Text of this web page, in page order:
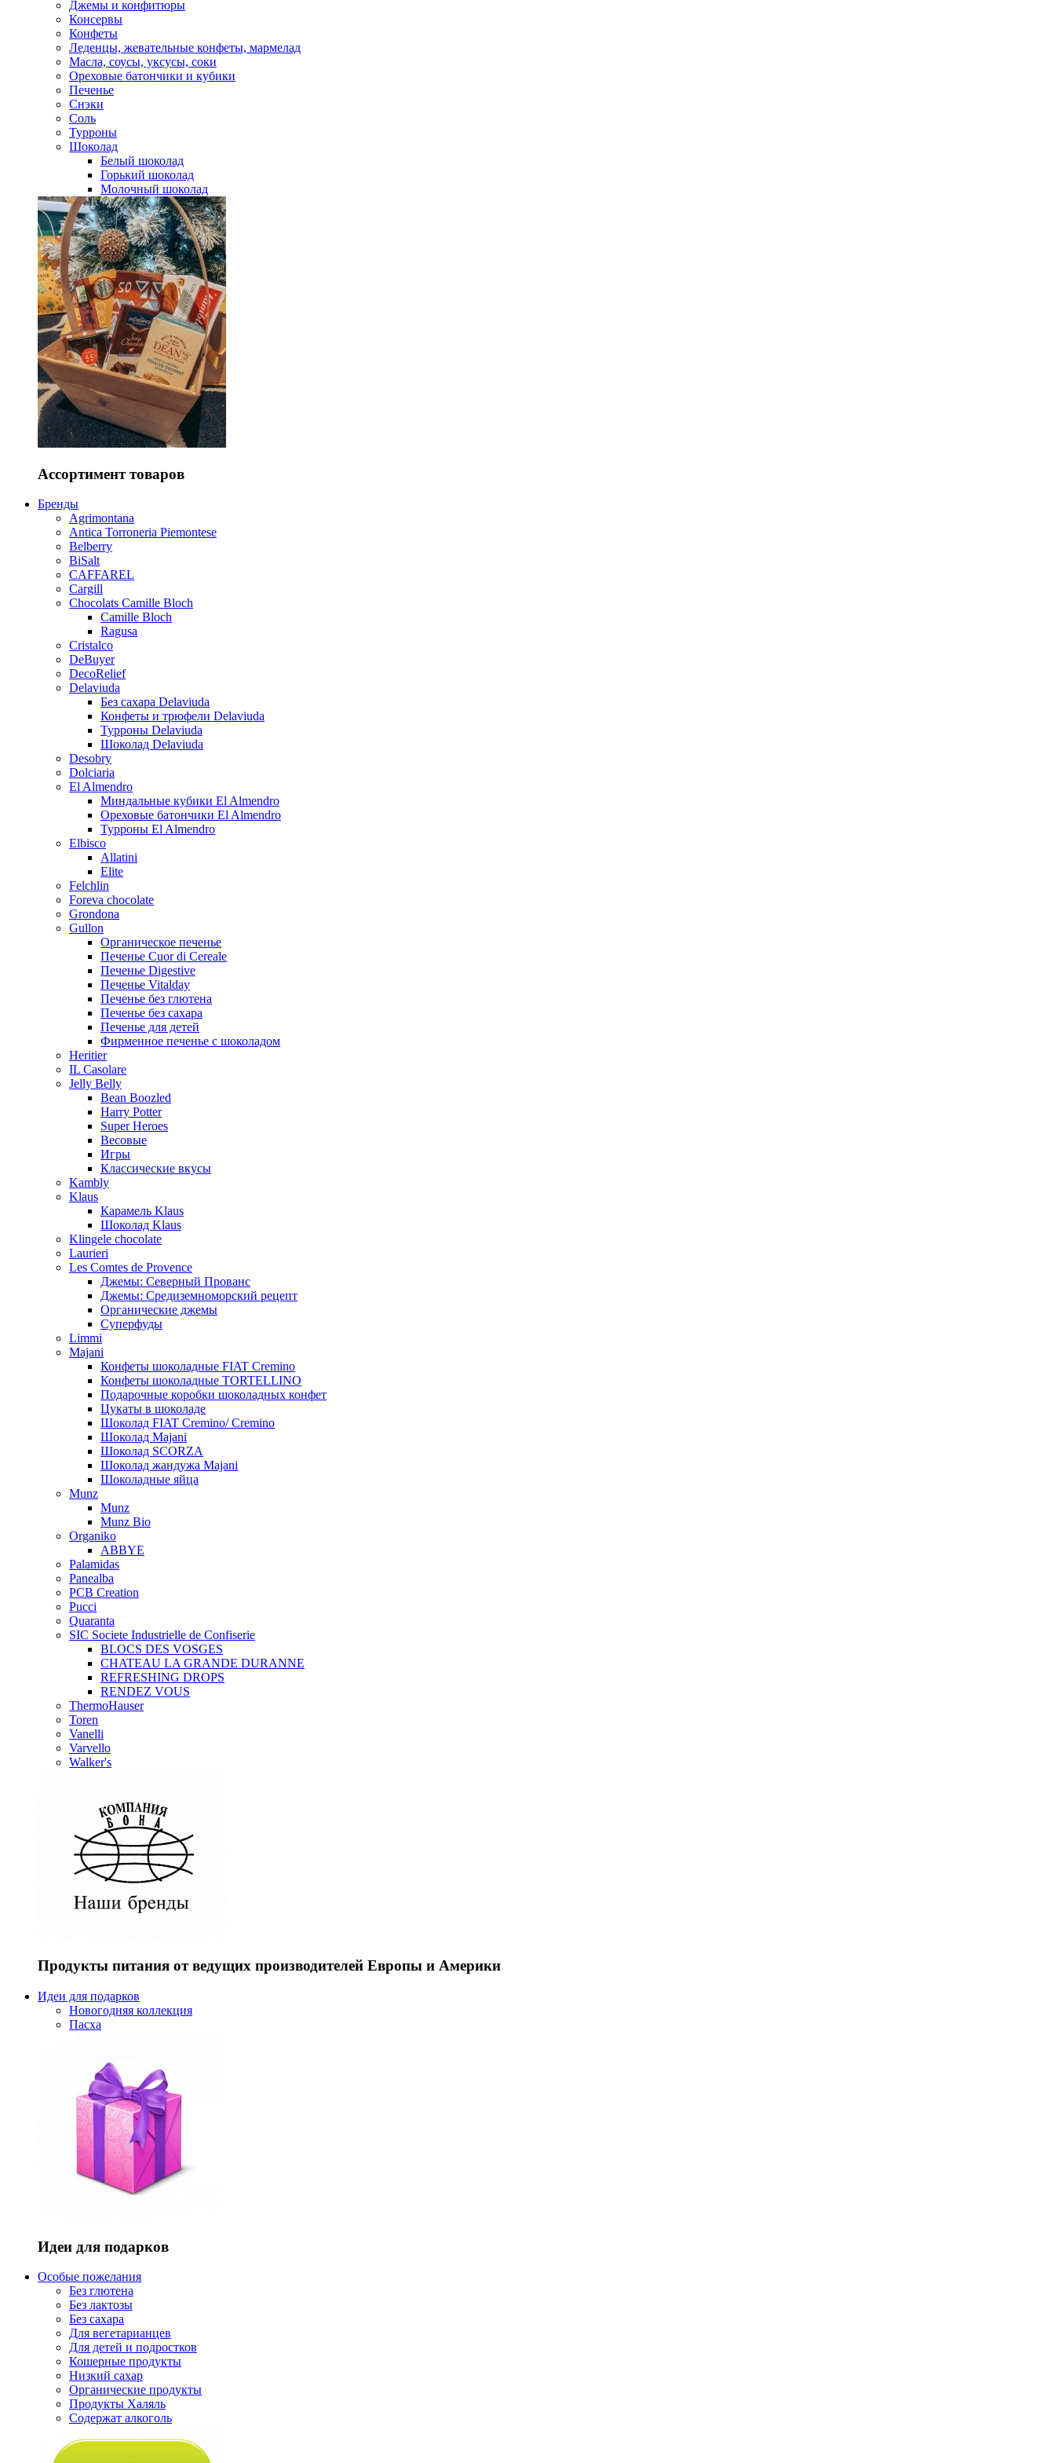
Джемы и конфитюры
Консервы
Конфеты
Леденцы, жевательные конфеты, мармелад
Масла, соусы, уксусы, соки
Ореховые батончики и кубики
Печенье
Снэки
Соль
Турроны
Шоколад
Белый шоколад
Горький шоколад
Молочный шоколад
Ассортимент товаров
Бренды
Agrimontana
Antica Torroneria Piemontese
Belberry
BiSalt
CAFFAREL
Cargill
Chocolats Camille Bloch
Camille Bloch
Ragusa
Cristalco
DeBuyer
DecoRelief
Delaviuda
Без сахара Delaviuda
Конфеты и трюфели Delaviuda
Турроны Delaviuda
Шоколад Delaviuda
Desobry
Dolciaria
El Almendro
Миндальные кубики El Almendro
Ореховые батончики El Almendro
Турроны El Almendro
Elbisco
Allatini
Elite
Felchlin
Foreva chocolate
Grondona
Gullon
Органическое печенье
Печенье Cuor di Cereale
Печенье Digestive
Печенье Vitalday
Печенье без глютена
Печенье без сахара
Печенье для детей
Фирменное печенье с шоколадом
Heritier
IL Casolare
Jelly Belly
Bean Boozled
Harry Potter
Super Heroes
Весовые
Игры
Классические вкусы
Kambly
Klaus
Карамель Klaus
Шоколад Klaus
Klingele chocolate
Laurieri
Les Comtes de Provence
Джемы: Северный Прованс
Джемы: Средиземноморский рецепт
Органические джемы
Суперфуды
Limmi
Majani
Конфеты шоколадные FIAT Cremino
Конфеты шоколадные TORTELLINO
Подарочные коробки шоколадных конфет
Цукаты в шоколаде
Шоколад FIAT Cremino/ Cremino
Шоколад Majani
Шоколад SCORZA
Шоколад жандужа Majani
Шоколадные яйца
Munz
Munz
Munz Bio
Organiko
ABBYE
Palamidas
Panealba
PCB Creation
Pucci
Quaranta
SIC Societe Industrielle de Confiserie
BLOCS DES VOSGES
CHATEAU LA GRANDE DURANNE
REFRESHING DROPS
RENDEZ VOUS
ThermoHauser
Toren
Vanelli
Varvello
Walker's
Продукты питания от ведущих производителей Европы и Америки
Идеи для подарков
Новогодняя коллекция
Пасха
Идеи для подарков
Особые пожелания
Без глютена
Без лактозы
Без сахара
Для вегетарианцев
Для детей и подростков
Кошерные продукты
Низкий сахар
Органические продукты
Продукты Халяль
Содержат алкоголь